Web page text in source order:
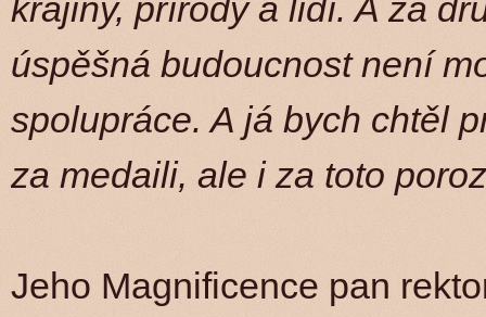
krajiny, přírody a lidí. A za
úspěšná budoucnost není
spolupráce. A já bych chtěl
za medaili, ale i za toto
Jeho Magnificence pan